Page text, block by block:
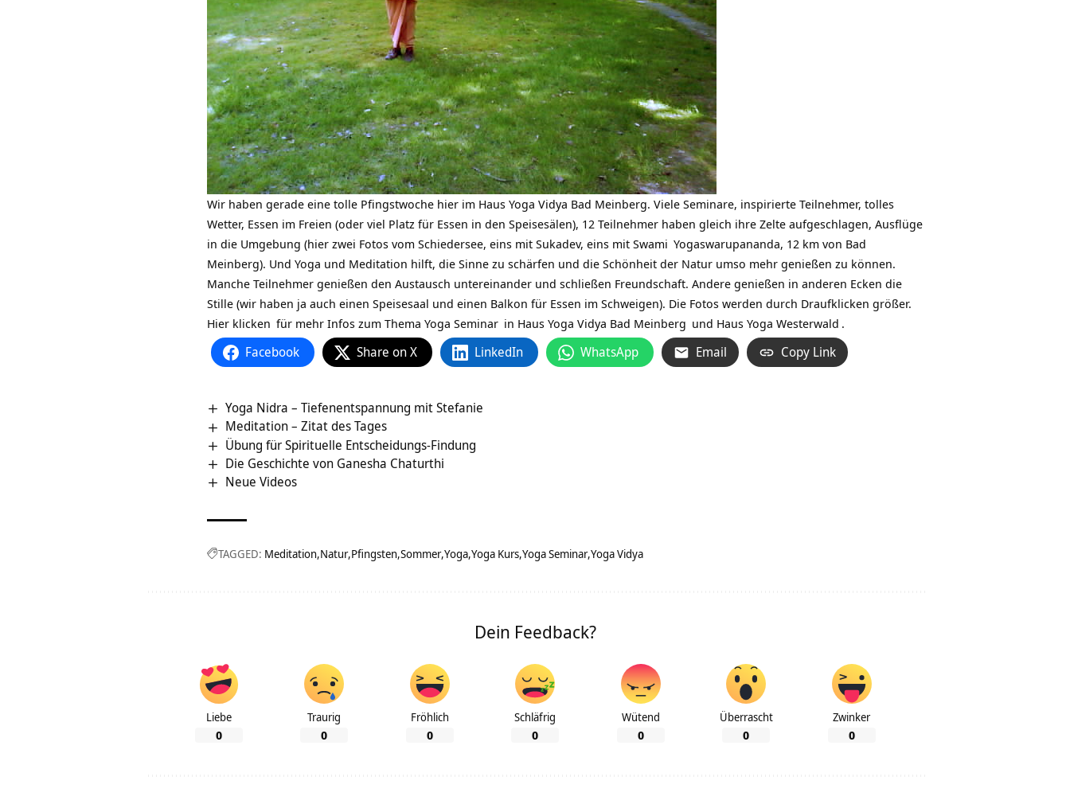
Wir haben gerade eine tolle Pfingstwoche hier im Haus Yoga Vidya Bad Meinberg. Viele Seminare, inspirierte Teilnehmer, tolles
Wetter, Essen im Freien (oder viel Platz für Essen in den Speisesälen), 12 Teilnehmer haben gleich ihre Zelte aufgeschlagen, Ausflüge
in die Umgebung (hier zwei Fotos vom Schiedersee, eins mit Sukadev, eins mit Swami Yogaswarupananda, 12 km von Bad
Meinberg). Und Yoga und Meditation hilft, die Sinne zu schärfen und die Schönheit der Natur umso mehr genießen zu können.
Manche Teilnehmer genießen den Austausch untereinander und schließen Freundschaft. Andere genießen in anderen Ecken die
Stille (wir haben ja auch einen Speisesaal und einen Balkon für Essen im Schweigen). Die Fotos werden durch Draufklicken größer.
Hier klicken für mehr Infos zum Thema Yoga Seminar in Haus Yoga Vidya Bad Meinberg und Haus Yoga Westerwald .
Facebook Share on X LinkedIn WhatsApp Email Copy Link
Yoga Nidra – Tiefenentspannung mit Stefanie
Meditation – Zitat des Tages
Übung für Spirituelle Entscheidungs-Findung
Die Geschichte von Ganesha Chaturthi
Neue Videos
TAGGED: Meditation Natur Pfingsten Sommer Yoga Yoga Kurs Yoga Seminar Yoga Vidya
Dein Feedback?
Liebe
0
Traurig
0
Fröhlich
0
Schläfrig
0
Wütend
0
Überrascht
0
Zwinker
0